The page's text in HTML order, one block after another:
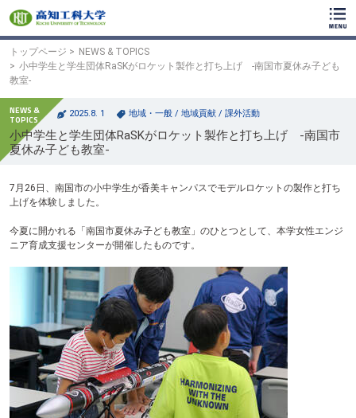
ッ
テ
ン
トップページ
NEWS & TOPICS
小中学生と学生団体RaSKがロケット製作と打ち上げ -南国市夏休み子ども
教室-
2025.8. 1 地域・一般 / 地域貢献 / 課外活動
小中学生と学生団体RaSKがロケット製作と打ち上げ -南国市
夏休み子ども教室-
7月26日、南国市の小中学生が香美キャンパスでモデルロケットの製作と打ち
上げを体験しました。
今夏に開かれる「南国市夏休み子ども教室」のひとつとして、本学女性エンジ
ニア育成支援センターが開催したものです。